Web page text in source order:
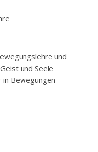
und
und Seele
in Bewegungen